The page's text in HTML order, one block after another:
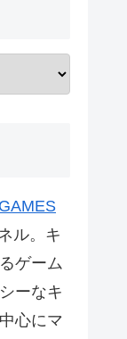
ル。キ
ゲーム
ーなキ
心にマ